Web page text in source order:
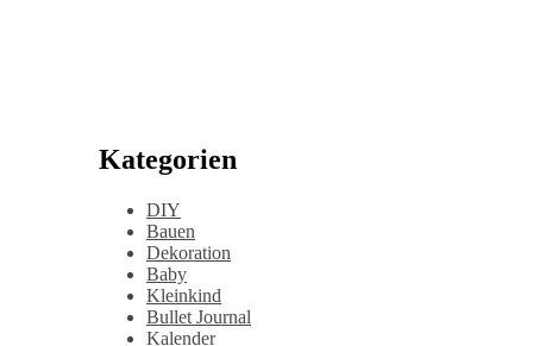
Kategorien
DIY
Bauen
Dekoration
Baby
Kleinkind
Bullet Journal
Kalender